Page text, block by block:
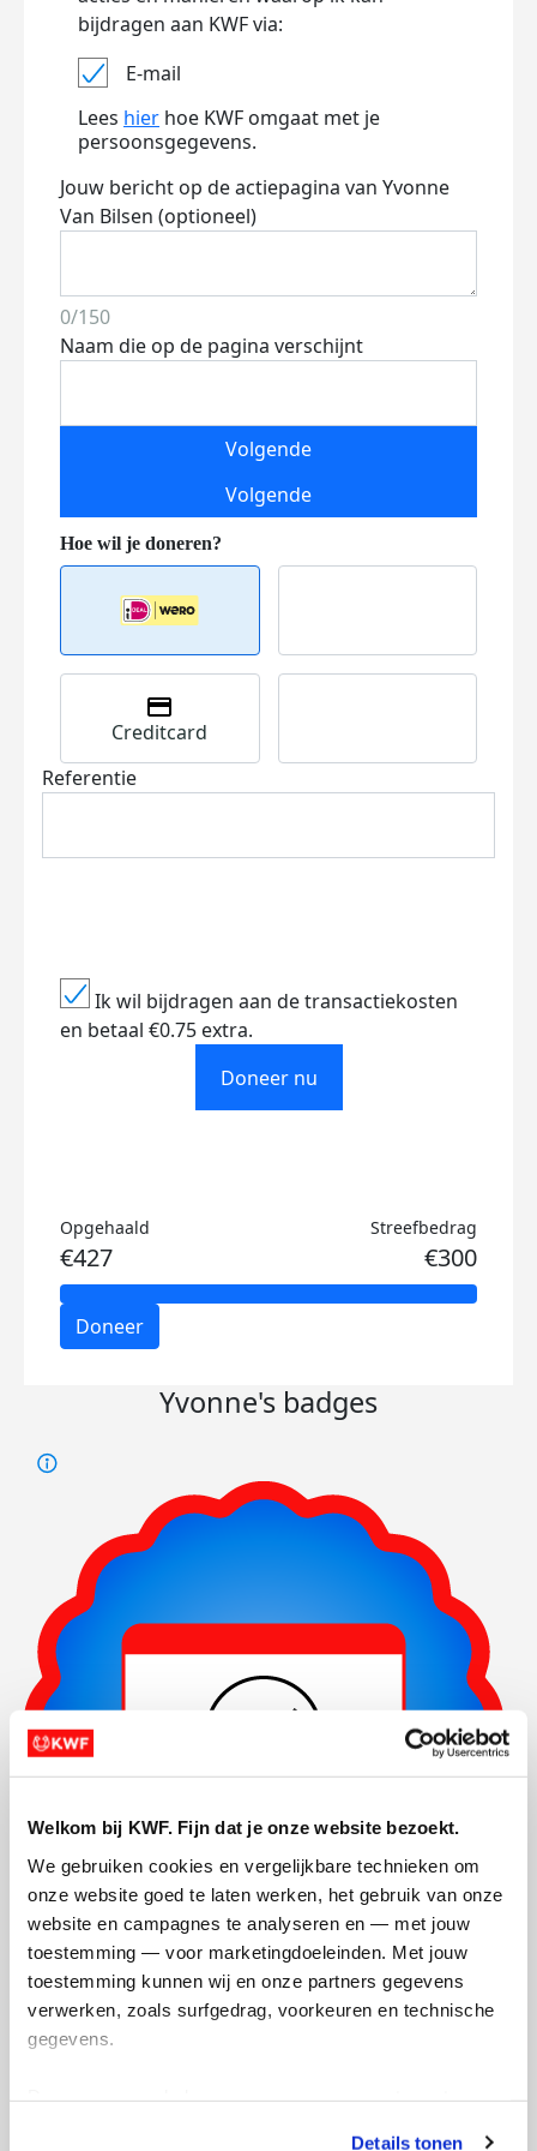
Welkom bij KWF. Fijn dat je onze website bezoekt.
We gebruiken cookies en vergelijkbare technieken om
onze website goed te laten werken, het gebruik van onze
website en campagnes te analyseren en — met jouw
toestemming — voor marketingdoeleinden. Met jouw
toestemming kunnen wij en onze partners gegevens
verwerken, zoals surfgedrag, voorkeuren en technische
gegevens.
Details tonen
bijdragen aan KWF via:
E-mail
Lees hier hoe KWF omgaat met je
persoonsgegevens.
Jouw bericht op de actiepagina van Yvonne
Van Bilsen (optioneel)
0/150
Naam die op de pagina verschijnt
Volgende
Volgende
Creditcard
Referentie
Ik wil bijdragen aan de transactiekosten
en betaal €0.75 extra.
Doneer nu
Opgehaald
€427
Streefbedrag
€300
Doneer
Yvonne's badges
Actiepagina gemaakt